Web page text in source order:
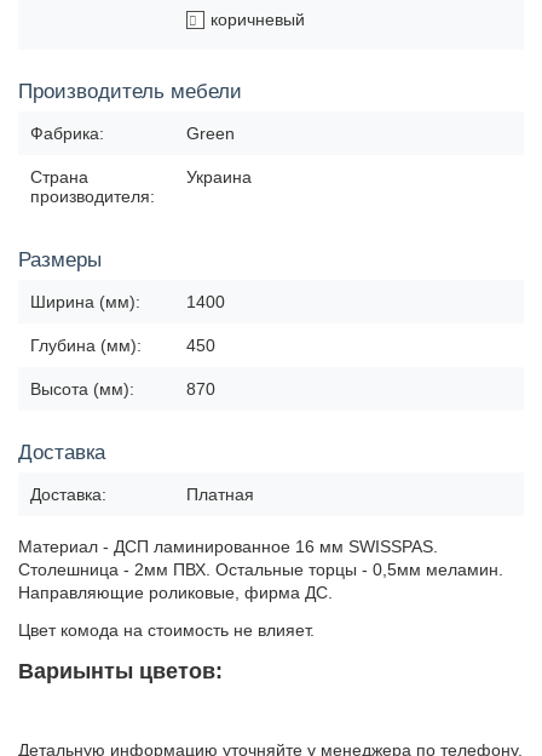
коричневый
Производитель мебели
Фабрика: Green
Страна
производителя:
Украина
Размеры
Ширина (мм): 1400
Глубина (мм): 450
Высота (мм): 870
Доставка
Доставка: Платная
Материал - ДСП ламинированное 16 мм SWISSPAS.
Столешница - 2мм ПВХ. Остальные торцы - 0,5мм меламин.
Направляющие роликовые, фирма ДС.
Цвет комода на стоимость не влияет.
Вариынты цветов:
Детальную информацию уточняйте у менеджера по телефону.